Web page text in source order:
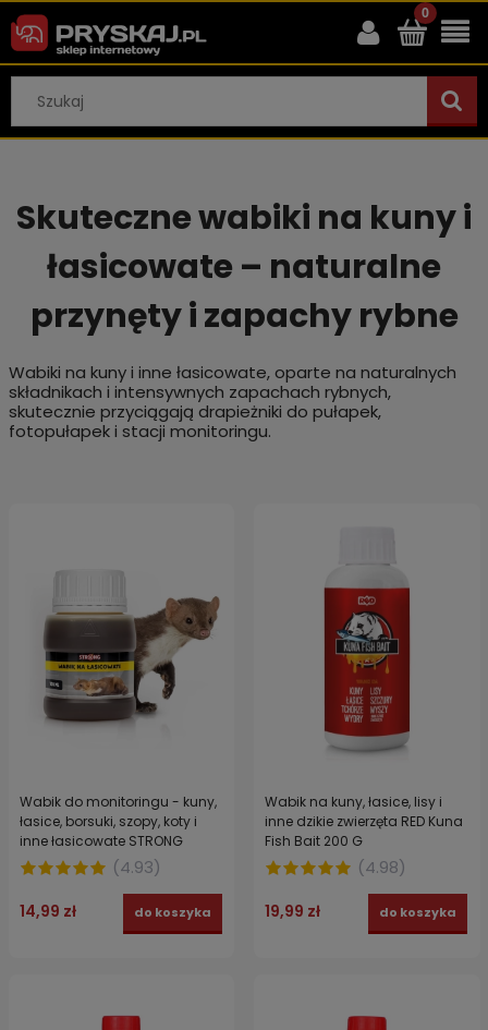
Skuteczne wabiki na kuny i
łasicowate – naturalne
przynęty i zapachy rybne
Wabiki na kuny i inne łasicowate, oparte na naturalnych
składnikach i intensywnych zapachach rybnych,
skutecznie przyciągają drapieżniki do pułapek,
fotopułapek i stacji monitoringu.
Wabik do monitoringu - kuny,
łasice, borsuki, szopy, koty i
inne łasicowate STRONG
100ml
(4.93)
14,99 zł do koszyka
Wabik na kuny, łasice, lisy i
inne dzikie zwierzęta RED Kuna
Fish Bait 200 G
(4.98)
19,99 zł do koszyka